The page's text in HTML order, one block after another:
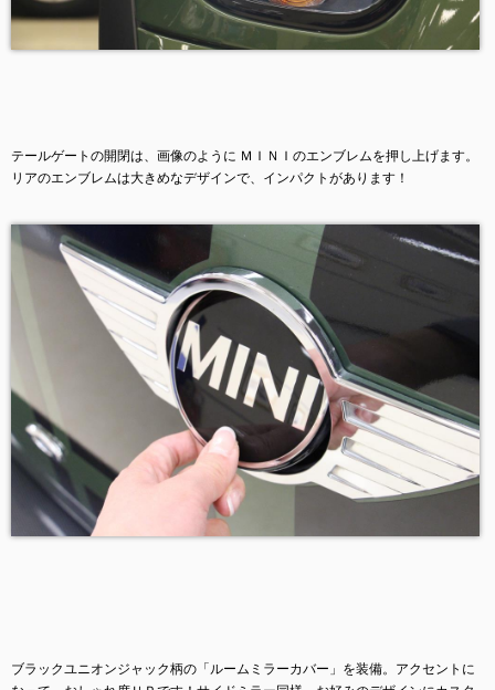
テールゲートの開閉は、画像のように ＭＩＮＩのエンブレムを押し上げます。
リアのエンブレムは大きめなデザインで、インパクトがあります！
ブラックユニオンジャック柄の「ルームミラーカバー」を装備。アクセントに